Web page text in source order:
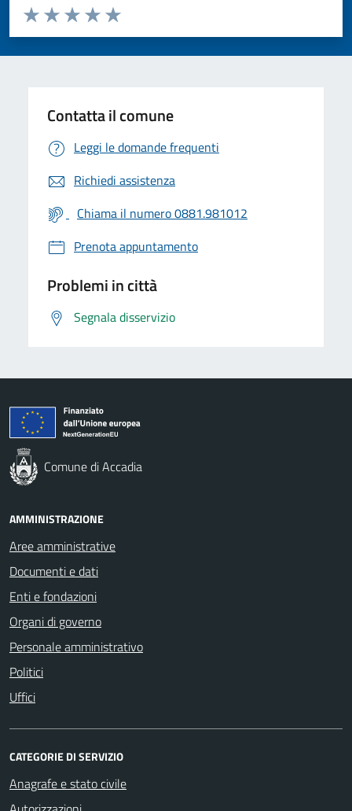
Valuta da 1 a 5 stelle la pagina
Valuta 5 stelle su 5
Valuta 4 stelle su 5
Valuta 3 stelle su 5
Valuta 2 stelle su 5
Valuta 1 stelle su 5
Contatta il comune
Leggi le domande frequenti
Richiedi assistenza
Chiama il numero 0881.981012
Prenota appuntamento
Problemi in città
Segnala disservizio
Comune di Accadia
AMMINISTRAZIONE
Aree amministrative
Documenti e dati
Enti e fondazioni
Organi di governo
Personale amministrativo
Politici
Uffici
CATEGORIE DI SERVIZIO
Anagrafe e stato civile